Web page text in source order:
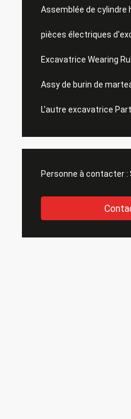
Assemblée de cylindre
pièces électriques
Excavatrice Wearing
Assy de burin de
L'autre excavatrice
Personne à contacter :